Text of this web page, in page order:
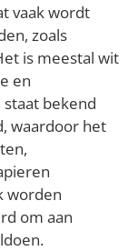
vaak wordt
zoals
is meestal wit
en
bekend
waardoor het
worden
om aan